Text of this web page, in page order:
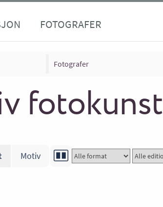
FOTOGRAFER
Fotografer
fotokunst
Motiv